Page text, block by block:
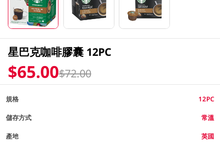
星巴克咖啡膠囊 12PC
$65.00$72.00
規格 12PC
儲存方式 常溫
產地 英國